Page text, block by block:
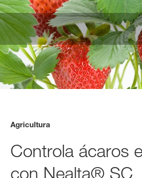
Agricultura
Controla ácaros
con Nealta® SC